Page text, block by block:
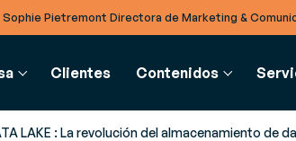
Sophie Pietremont Directora de Marketing &
Clientes Contenidos
LAKE : La revolución del almacenamiento de